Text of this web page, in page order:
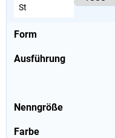
Form
Ausführung
Nenngröße
Farbe
St